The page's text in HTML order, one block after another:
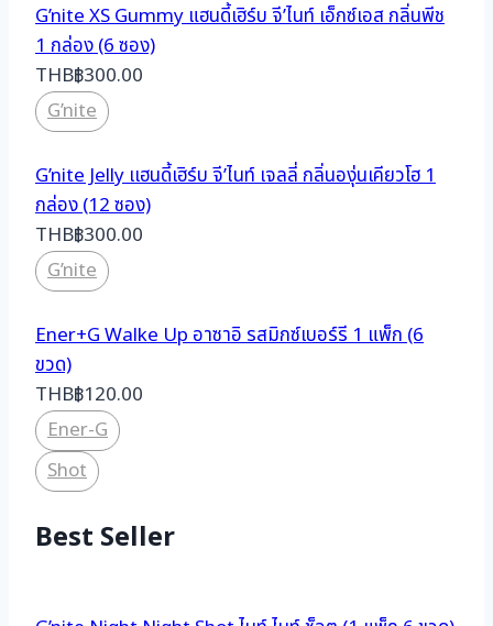
G’nite XS Gummy แฮนดี้เฮิร์บ จี’ไนท์ เอ็กซ์เอส กลิ่นพีช
1 กล่อง (6 ซอง)
THB฿300.00
G’nite
G’nite Jelly เเฮนดี้เฮิร์บ จี’ไนท์ เจลลี่ กลิ่นองุ่นเคียวโฮ 1
กล่อง (12 ซอง)
THB฿300.00
G’nite
Ener+G Walke Up อาซาอิ รสมิกซ์เบอร์รี 1 แพ็ก (6
ขวด)
THB฿120.00
Ener-G
Shot
Best Seller